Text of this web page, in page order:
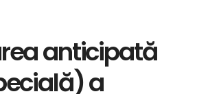
anticipată
a